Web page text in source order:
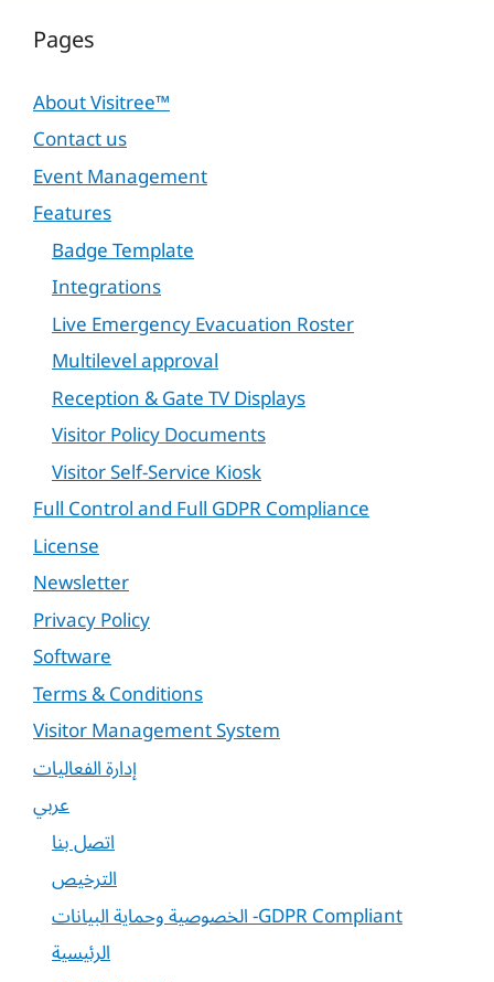
Pages
About Visitree™
Contact us
Event Management
Features
Badge Template
Integrations
Live Emergency Evacuation Roster
Multilevel approval
Reception & Gate TV Displays
Visitor Policy Documents
Visitor Self-Service Kiosk
Full Control and Full GDPR Compliance
License
Newsletter
Privacy Policy
Software
Terms & Conditions
Visitor Management System
إدارة الفعاليات
عربي
اتصل بنا
الترخيص
الخصوصية وحماية البيانات -GDPR Compliant
الرئيسية